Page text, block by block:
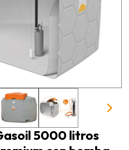
5000 litros